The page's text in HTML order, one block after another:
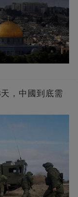
，中國到底需